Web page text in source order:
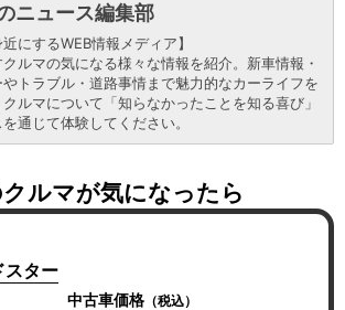
ニュース編集部
にするWEB情報メディア】
ルマの気になる様々な情報を紹介。新車情報・
トラブル・道路事情まで魅力的なカーライフを
ルマについて「知らなかったことを知る喜び」
通じて体験してください。
ルマが気になったら
スター
中古車価格（税込）